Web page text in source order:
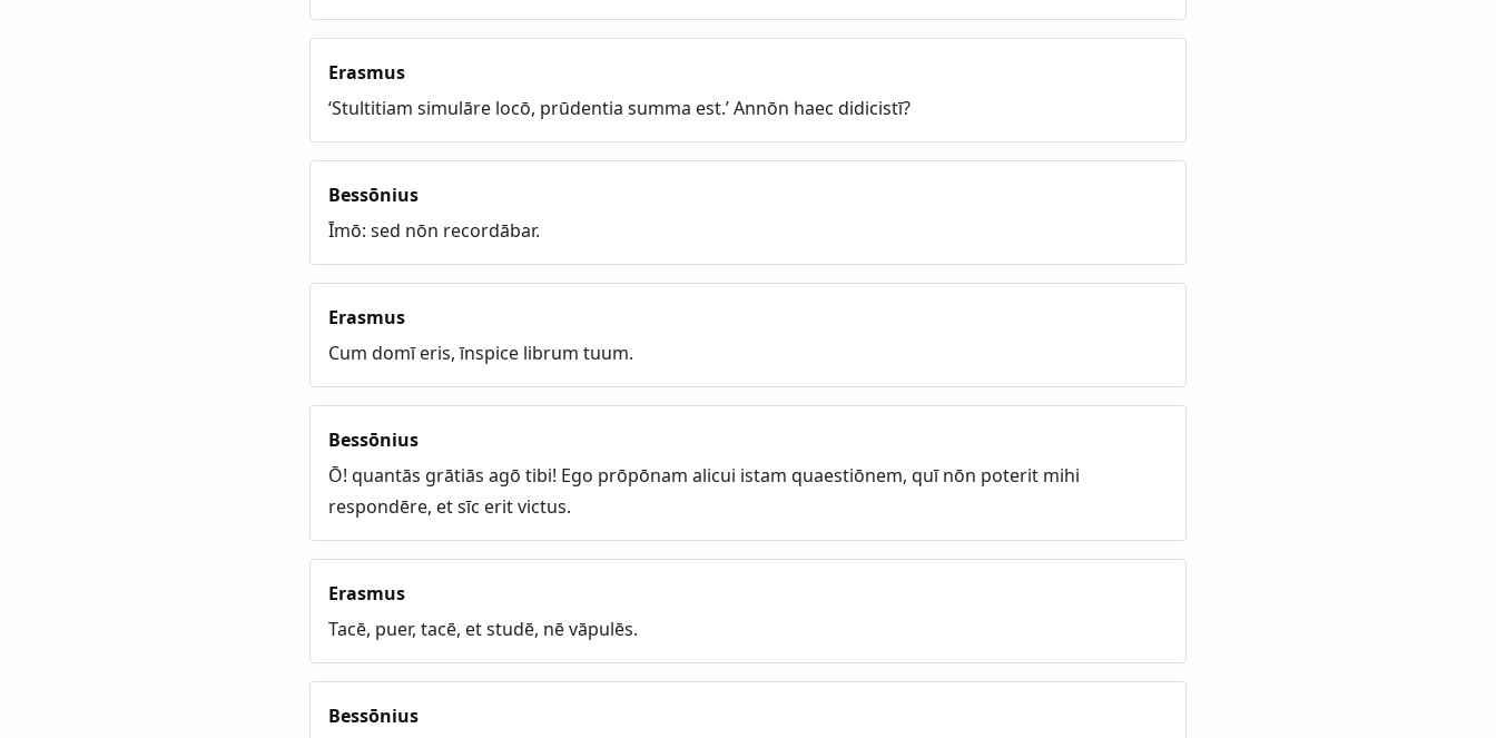
Erasmus
‘Stultitiam simulāre locō, prūdentia summa est.’ Annōn haec didicistī?
Bessōnius
Īmō: sed nōn recordābar.
Erasmus
Cum domī eris, īnspice librum tuum.
Bessōnius
Ō! quantās grātiās agō tibi! Ego prōpōnam alicui istam quaestiōnem, quī nōn poterit mihi
respondēre, et sīc erit victus.
Erasmus
Tacē, puer, tacē, et studē, nē vāpulēs.
Bessōnius